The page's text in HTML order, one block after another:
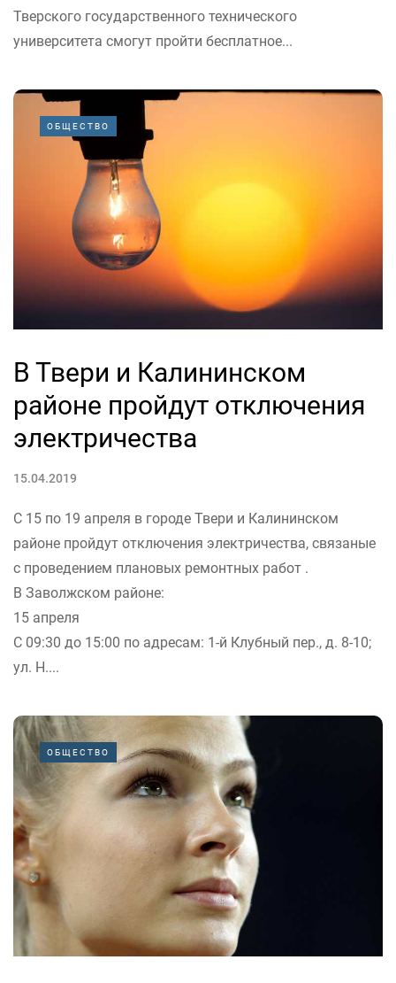
Тверского государственного технического
университета смогут пройти бесплатное...
ОБЩЕСТВО
В Твери и Калининском
районе пройдут отключения
электричества
15.04.2019
С 15 по 19 апреля в городе Твери и Калининском
районе пройдут отключения электричества, связаные
с проведением плановых ремонтных работ .
В Заволжском районе:
15 апреля
С 09:30 до 15:00 по адресам: 1-й Клубный пер., д. 8-10;
ул. Н....
ОБЩЕСТВО